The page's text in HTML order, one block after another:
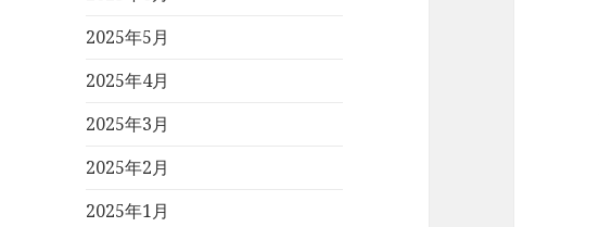
2025年5月
2025年4月
2025年3月
2025年2月
2025年1月